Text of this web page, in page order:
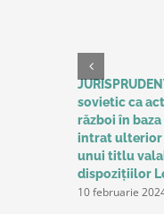
sovietic ca
război în
intrat ulterior
unui titlu
dispozițiilor
10 februarie